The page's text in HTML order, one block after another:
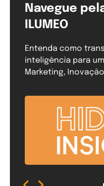
Navegue
ILUMEO
Entenda como
inteligência para
Marketing,